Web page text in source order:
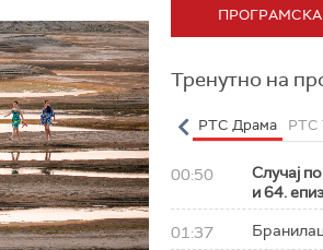
Тренутно на
Коло РТС Полетарац РТС Драма РТС
00:50
Случај
и 64.
01:37